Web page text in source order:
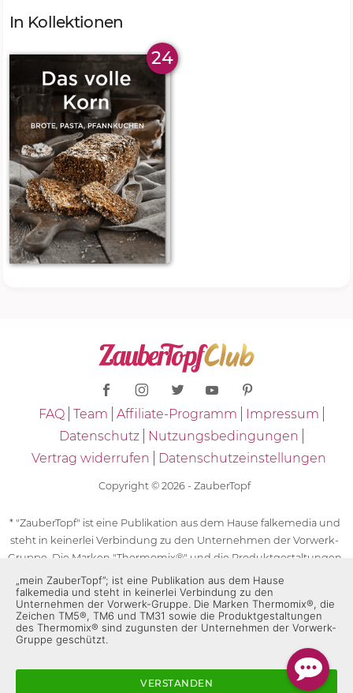
In Kollektionen
24
FAQ Team Affiliate-Programm
Impressum
Datenschutz
Nutzungsbedingungen
Vertrag widerrufen
Datenschutzeinstellungen
Copyright © 2026 - ZauberTopf
* "ZauberTopf" ist eine Publikation aus dem Hause falkemedia und
steht in keinerlei Verbindung zu den Unternehmen der Vorwerk-
Gruppe. Die Marken "Thermomix®" und die Produktgestaltungen
des "Thermomix®" sind eingetragene Marken der Unternehmen
der Vorwerk-Gruppe. Die Marken Thermomix®, die Zeichen TM5®,
TM6 und TM31 sowie die Produktgestaltungen des Thermomix®
sind zugunsten der Unternehmen der Vorwerk-Gruppe
geschützt. Für die Rezeptangaben in "ZauberTopf" ist
„mein ZauberTopf”; ist eine Publikation aus dem Hause
falkemedia und steht in keinerlei Verbindung zu den
Unternehmen der Vorwerk-Gruppe. Die Marken Thermomix®, die
Zeichen TM5®, TM6 und TM31 sowie die Produktgestaltungen
des Thermomix® sind zugunsten der Unternehmen der Vorwerk-
Gruppe geschützt.
VERSTANDEN